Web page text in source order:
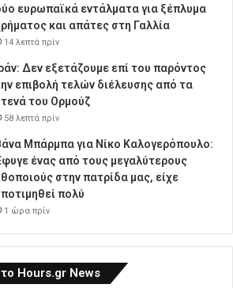
ευρωπαϊκά εντάλματα για ξέπλυμα
και απάτες στη Γαλλία
14 λεπτά πρίν
Δεν εξετάζουμε επί του παρόντος
επιβολή τελών διέλευσης από τα
του Ορμούζ
58 λεπτά πρίν
Μπάρμπα για Νίκο Καλογερόπουλο:
ένας από τους μεγαλύτερους
στην πατρίδα μας, είχε
πολύ
1 ώρα πρίν
Hours.gr News